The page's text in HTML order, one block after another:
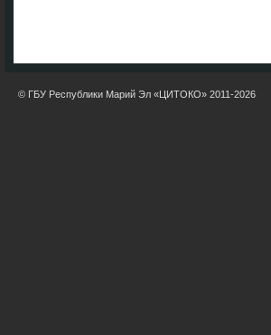
© ГБУ Республики Марий Эл «ЦИТОКО» 2011-2026